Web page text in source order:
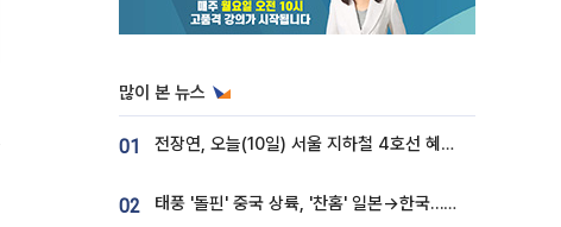
많이 본 뉴스
01 전장연, 오늘(10일) 서울 지하철 4호선 혜화역 시위…1호선 용산역 무정차
02 태풍 '돌핀' 중국 상륙, '찬홈' 일본→한국…각국 기상청 예상 경로는?